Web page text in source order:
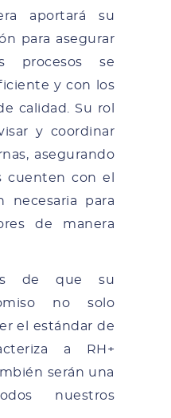
aportará su
para asegurar
procesos se
y con los
calidad. Su rol
y coordinar
asegurando
cuenten con el
necesaria para
de manera
de que su
no solo
el estándar de
a RH+
serán una
nuestros